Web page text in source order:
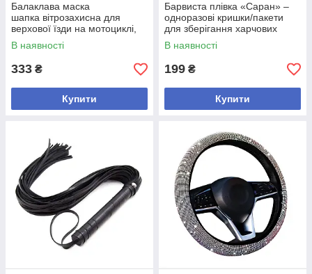
Балаклава маска
шапка вітрозахисна для
верхової їзди на мотоциклі,
подвійна в'язка, чорна, 1 шт
В наявності
333 ₴
Купити
Барвиста плівка «Саран» –
одноразові кришки/пакети
для зберігання харчових
продуктів, 50 шт упаковка
В наявності
199 ₴
Купити